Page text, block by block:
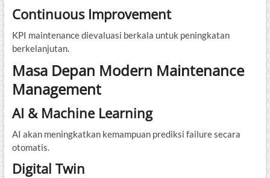
Continuous Improvement
KPI maintenance dievaluasi berkala untuk peningkatan
berkelanjutan.
Masa Depan Modern Maintenance
Management
AI & Machine Learning
AI akan meningkatkan kemampuan prediksi failure secara
otomatis.
Digital Twin